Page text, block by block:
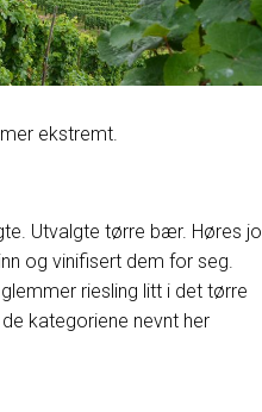
ekstremt.
Utvalgte tørre bær. Høres jo
og vinifisert dem for seg.
riesling litt i det tørre
kategoriene nevnt her